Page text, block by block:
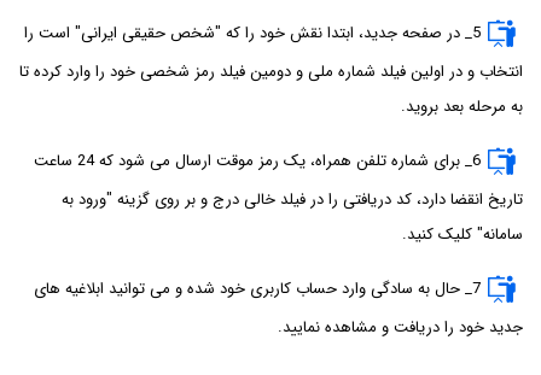
5_ در صفحه جدید، ابتدا نقش خود را که "شخص حقیقی ایرانی" است را
انتخاب و در اولین فیلد شماره ملی و دومین فیلد رمز شخصی خود را وارد کرده تا
به مرحله بعد بروید.
6_ برای شماره تلفن همراه، یک رمز موقت ارسال می شود که 24 ساعت
تاریخ انقضا دارد، کد دریافتی را در فیلد خالی درج و بر روی گزینه "ورود به
سامانه" کلیک کنید.
7_ حال به سادگی وارد حساب کاربری خود شده و می توانید ابلاغیه های
جدید خود را دریافت و مشاهده نمایید.